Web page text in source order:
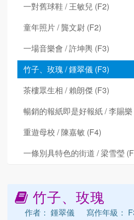
一對舊球鞋 / 王敏兒 (F2)
童年照片 / 龔文尉 (F2)
一場音樂會 / 許坤輿 (F3)
竹子、玫瑰 / 鍾翠儀 (F3)
茶樓眾生相 / 賴朗傑 (F3)
暢銷的報紙即是好報紙 / 李賜
重遊母校 / 陳嘉敏 (F4)
一條別具特色的街道 / 梁雪瑩
竹子、玫瑰
作者： 鍾翠儀
寫作年級：